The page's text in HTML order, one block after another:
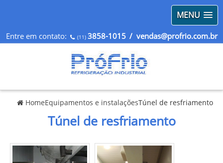
MENU
Entre em contato: (11) 3858-1015 / vendas@profrio.com.br
HomeEquipamentos e instalaçõesTúnel de resfriamento
Túnel de resfriamento